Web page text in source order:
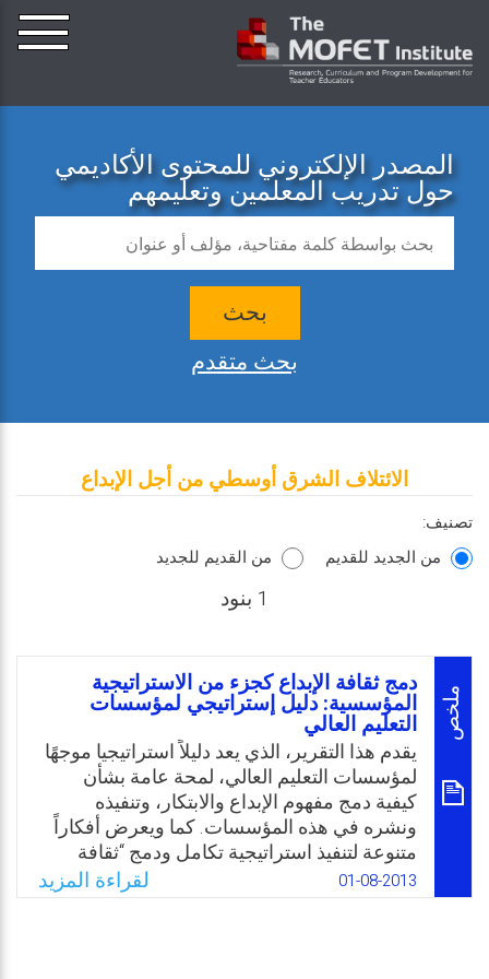
المصدر الإلكتروني للمحتوى الأكاديمي
حول تدريب المعلمين وتعليمهم
بحث
بحث متقدم
الائتلاف الشرق أوسطي من أجل الإبداع
تصنيف:
من الجديد للقديم
من القديم للجديد
1 بنود
ملخص
دمج ثقافة الإبداع كجزء من الاستراتيجية
المؤسسية: دليل إستراتيجي لمؤسسات
التعليم العالي
يقدم هذا التقرير، الذي يعد دليلاً استراتيجيا موجهًا
لمؤسسات التعليم العالي، لمحة عامة بشأن
كيفية دمج مفهوم الإبداع والابتكار، وتنفيذه
ونشره في هذه المؤسسات. كما ويعرض أفكاراً
متنوعة لتنفيذ استراتيجية تكامل ودمج “ثقافة
الإبداع” في الجامعات، التي من المفترض أن
تكون أساسًا لرفع مستوى الوعي لهذا المفهوم
01-08-2013 لقراءة المزيد